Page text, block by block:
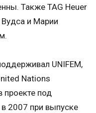
Также TAG Heuer
и Марии
UNIFEM,
Nations
проекте под
в 2007 при выпуске